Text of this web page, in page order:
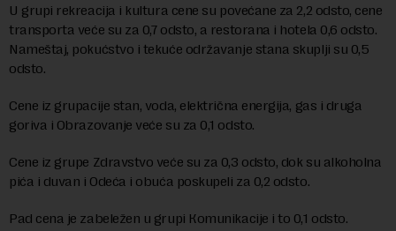
U grupi rekreacija i kultura cene su povećane za 2,2 odsto, cene
transporta veće su za 0,7 odsto, a restorana i hotela 0,6 odsto.
Nameštaj, pokućstvo i tekuće održavanje stana skuplji su 0,5
odsto.
Cene iz grupacije stan, voda, električna energija, gas i druga
goriva i Obrazovanje veće su za 0,1 odsto.
Cene iz grupe Zdravstvo veće su za 0,3 odsto, dok su alkoholna
pića i duvan i Odeća i obuća poskupeli za 0,2 odsto.
Pad cena je zabeležen u grupi Кomunikacije i to 0,1 odsto.